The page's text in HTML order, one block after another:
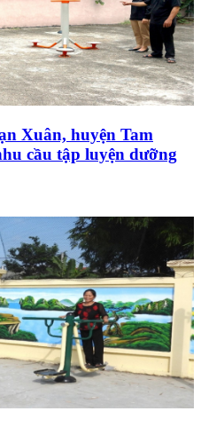
Xuân, huyện Tam
cầu tập luyện dưỡng